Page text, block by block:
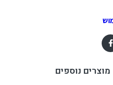
מוצרים נוספים